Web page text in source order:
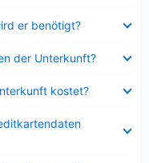
er benötigt?
der Unterkunft?
kostet?